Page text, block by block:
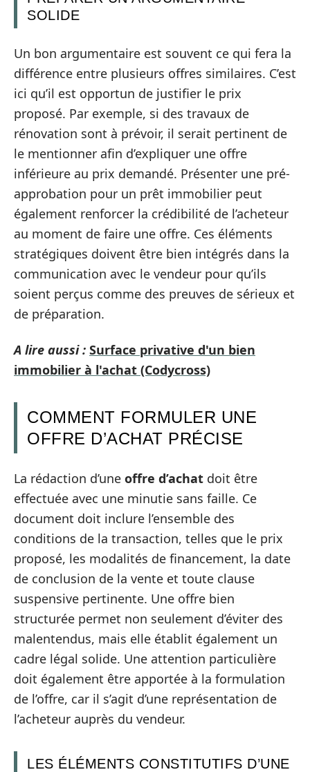
SOLIDE
Un bon argumentaire est souvent ce qui fera la
différence entre plusieurs offres similaires. C’est
ici qu’il est opportun de justifier le prix
proposé. Par exemple, si des travaux de
rénovation sont à prévoir, il serait pertinent de
le mentionner afin d’expliquer une offre
inférieure au prix demandé. Présenter une pré-
approbation pour un prêt immobilier peut
également renforcer la crédibilité de l’acheteur
au moment de faire une offre. Ces éléments
stratégiques doivent être bien intégrés dans la
communication avec le vendeur pour qu’ils
soient perçus comme des preuves de sérieux et
de préparation.
A lire aussi : Surface privative d'un bien
immobilier à l'achat (Codycross)
COMMENT FORMULER UNE
OFFRE D’ACHAT PRÉCISE
La rédaction d’une offre d’achat doit être
effectuée avec une minutie sans faille. Ce
document doit inclure l’ensemble des
conditions de la transaction, telles que le prix
proposé, les modalités de financement, la date
de conclusion de la vente et toute clause
suspensive pertinente. Une offre bien
structurée permet non seulement d’éviter des
malentendus, mais elle établit également un
cadre légal solide. Une attention particulière
doit également être apportée à la formulation
de l’offre, car il s’agit d’une représentation de
l’acheteur auprès du vendeur.
LES ÉLÉMENTS CONSTITUTIFS D’UNE